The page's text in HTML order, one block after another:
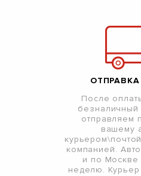
После
безналичный
отправляем
вашему
компанией.
и по Москве
неделю.